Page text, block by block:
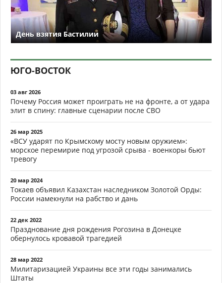
День взятия Бастилии
ЮГО-ВОСТОК
03 авг 2026
Почему Россия может проиграть не на фронте, а от удара
элит в спину: главные сценарии после СВО
26 мар 2025
«ВСУ ударят по Крымскому мосту новым оружием»:
морское перемирие под угрозой срыва - военкоры бьют
тревогу
20 мар 2024
Токаев объявил Казахстан наследником Золотой Орды:
России намекнули на рабство и дань
22 дек 2022
Празднование дня рождения Рогозина в Донецке
обернулось кровавой трагедией
28 мар 2022
Милитаризацией Украины все эти годы занимались
Штаты